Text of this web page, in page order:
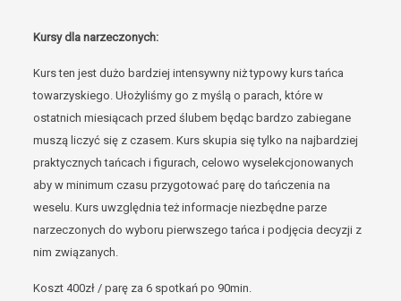
Kursy dla narzeczonych:
Kurs ten jest dużo bardziej intensywny niż typowy kurs tańca
towarzyskiego. Ułożyliśmy go z myślą o parach, które w
ostatnich miesiącach przed ślubem będąc bardzo zabiegane
muszą liczyć się z czasem. Kurs skupia się tylko na najbardziej
praktycznych tańcach i figurach, celowo wyselekcjonowanych
aby w minimum czasu przygotować parę do tańczenia na
weselu. Kurs uwzględnia też informacje niezbędne parze
narzeczonych do wyboru pierwszego tańca i podjęcia decyzji z
nim związanych.
Koszt 400zł / parę za 6 spotkań po 90min.